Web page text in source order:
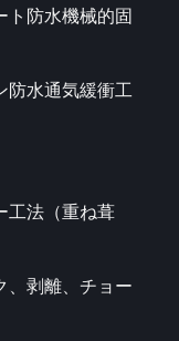
ト防水機械的固
防水通気緩衝工
工法（重ね葺
、剥離、チョー